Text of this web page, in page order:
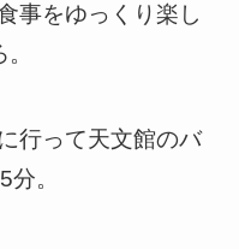
事をゆっくり楽し
行って天文館のバ
。